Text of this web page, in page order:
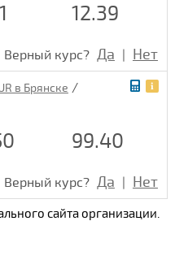
12.39
Верный курс? Да | Нет
в Брянске /
99.40
Верный курс? Да | Нет
сайта организации.